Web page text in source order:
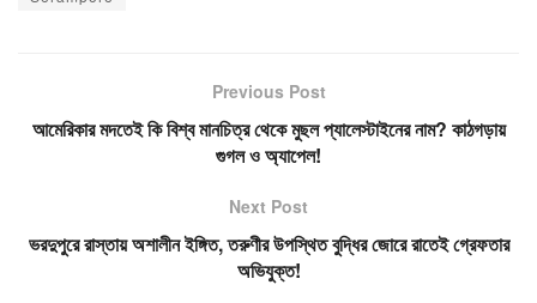
Previous Post
আমেরিকার মদতেই কি বিশ্ব মানচিত্র থেকে মুছল প্যালেস্টাইনের নাম? কাঠগড়ায়
গুগল ও অ্যাপেল!
Next Post
ভরদুপুরে রাস্তায় অশালীন ইঙ্গিত, তরুণীর উপস্থিত বুদ্ধির জোরে রাতেই গ্রেফতার
অভিযুক্ত!